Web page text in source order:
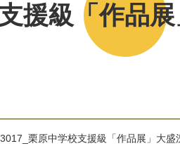
援級「作品展
栗原中学校支援級「作品展」大盛